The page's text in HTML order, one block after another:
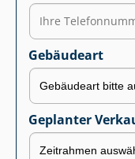
Gebäudeart
Geplanter